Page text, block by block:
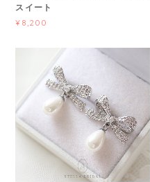
スイート
¥8,200